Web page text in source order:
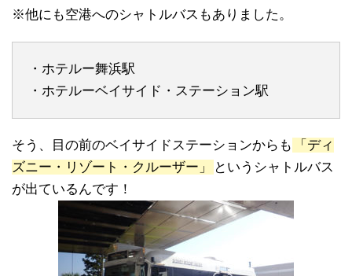
※他にも空港へのシャトルバスもありました。
・ホテルー舞浜駅
・ホテルーベイサイド・ステーション駅
そう、目の前のベイサイドステーションからも
「ディ
ズニー・リゾート・クルーザー」
というシャトルバス
が出ているんです！